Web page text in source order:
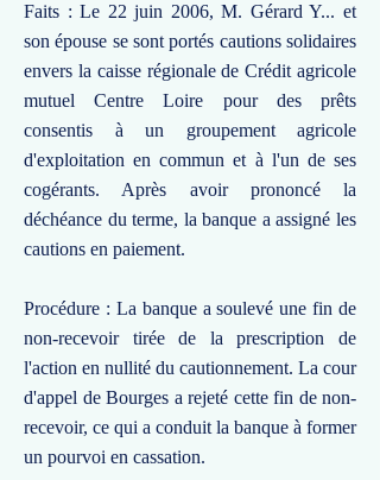
Faits : Le 22 juin 2006, M. Gérard Y... et
son épouse se sont portés cautions solidaires
envers la caisse régionale de Crédit agricole
mutuel Centre Loire pour des prêts
consentis à un groupement agricole
d'exploitation en commun et à l'un de ses
cogérants. Après avoir prononcé la
déchéance du terme, la banque a assigné les
cautions en paiement.
Procédure : La banque a soulevé une fin de
non-recevoir tirée de la prescription de
l'action en nullité du cautionnement. La cour
d'appel de Bourges a rejeté cette fin de non-
recevoir, ce qui a conduit la banque à former
un pourvoi en cassation.